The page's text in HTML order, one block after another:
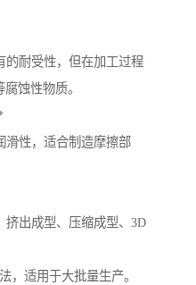
耐受性，但在加工过程
蚀性物质。
性，适合制造摩擦部
出成型、压缩成型、3D
，适用于大批量生产。